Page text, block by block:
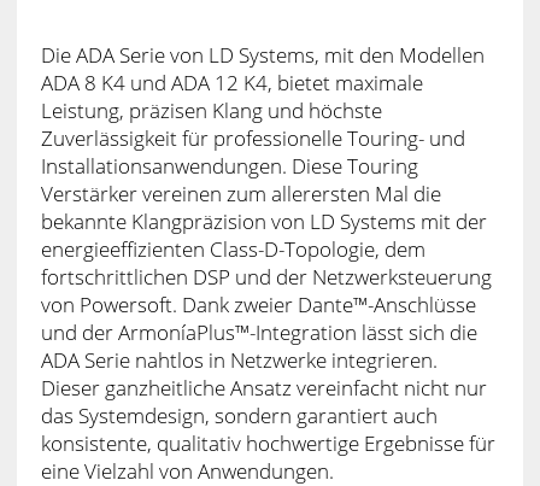
Die ADA Serie von LD Systems, mit den Modellen
ADA 8 K4 und ADA 12 K4, bietet maximale
Leistung, präzisen Klang und höchste
Zuverlässigkeit für professionelle Touring- und
Installationsanwendungen. Diese Touring
Verstärker vereinen zum allerersten Mal die
bekannte Klangpräzision von LD Systems mit der
energieeffizienten Class-D-Topologie, dem
fortschrittlichen DSP und der Netzwerksteuerung
von Powersoft. Dank zweier Dante™-Anschlüsse
und der ArmoníaPlus™-Integration lässt sich die
ADA Serie nahtlos in Netzwerke integrieren.
Dieser ganzheitliche Ansatz vereinfacht nicht nur
das Systemdesign, sondern garantiert auch
konsistente, qualitativ hochwertige Ergebnisse für
eine Vielzahl von Anwendungen.